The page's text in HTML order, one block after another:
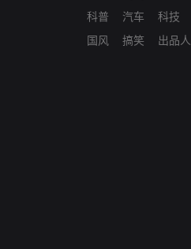
科普
国风
汽车
搞笑
科技
出品人